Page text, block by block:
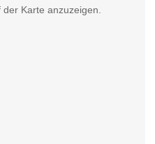
der Karte anzuzeigen.